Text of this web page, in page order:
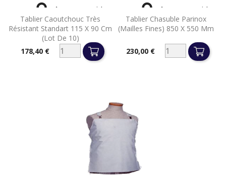
Tablier Caoutchouc Très
Résistant Standart 115 X 90 Cm
(lot De 10)
Prix178,40 €
 Aperçu rapide
Tablier Chasuble Parinox
(mailles Fines) 850 X 550 Mm
Prix230,00 €
 Aperçu rapide